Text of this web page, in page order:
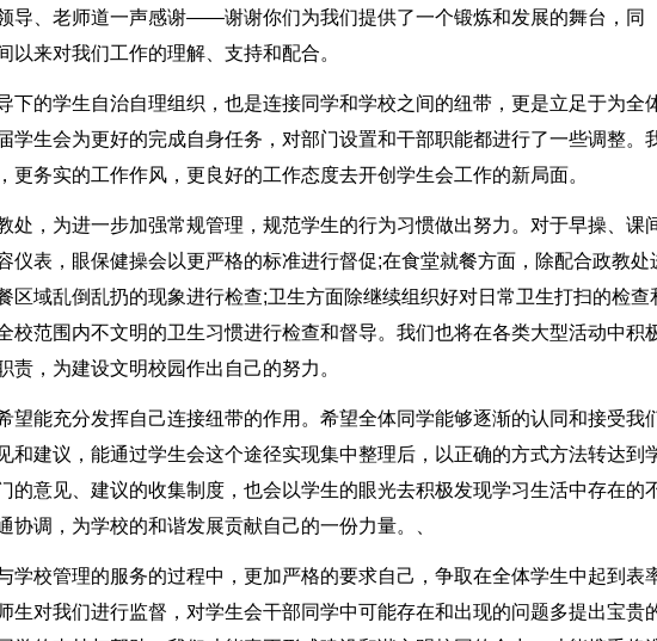
导、老师道一声感谢——谢谢你们为我们提供了一个锻炼和发展的舞台，同
来对我们工作的理解、支持和配合。
下的学生自治自理组织，也是连接同学和学校之间的纽带，更是立足于为全
学生会为更好的完成自身任务，对部门设置和干部职能都进行了一些调整。
更务实的工作作风，更良好的工作态度去开创学生会工作的新局面。
处，为进一步加强常规管理，规范学生的行为习惯做出努力。对于早操、课
仪表，眼保健操会以更严格的标准进行督促;在食堂就餐方面，除配合政教处
区域乱倒乱扔的现象进行检查;卫生方面除继续组织好对日常卫生打扫的检查
校范围内不文明的卫生习惯进行检查和督导。我们也将在各类大型活动中积
，为建设文明校园作出自己的努力。
望能充分发挥自己连接纽带的作用。希望全体同学能够逐渐的认同和接受我
和建议，能通过学生会这个途径实现集中整理后，以正确的方式方法转达到
的意见、建议的收集制度，也会以学生的眼光去积极发现学习生活中存在的
调，为学校的和谐发展贡献自己的一份力量。、
学校管理的服务的过程中，更加严格的要求自己，争取在全体学生中起到表
生对我们进行监督，对学生会干部同学中可能存在和出现的问题多提出宝贵